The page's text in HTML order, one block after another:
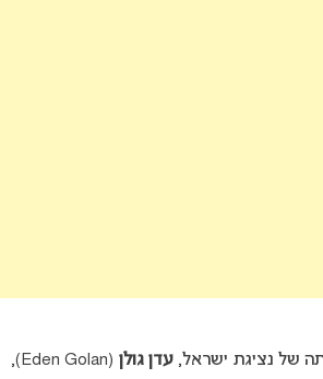
של נציגת ישראל,עדן גולן
(Eden Golan),